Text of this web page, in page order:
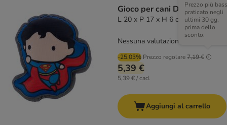
Gioco per cani DC Superman
L 20 x P 17 x H 6 cm
-25.03% Prezzo regolare7,19 €
Prezzo più
praticato negli
ultimi 30 gg,
prima dello
sconto.
5,39 €
5,39 € / cad.
Nessuna valutazione
Aggiungi al carrello